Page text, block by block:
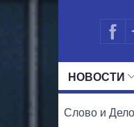
НОВОСТИ
Слово и Дело